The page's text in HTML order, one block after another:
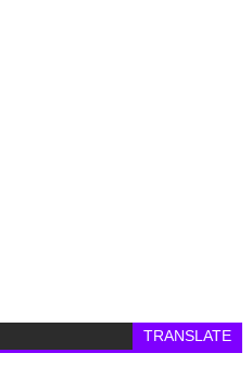
TRANSLATE